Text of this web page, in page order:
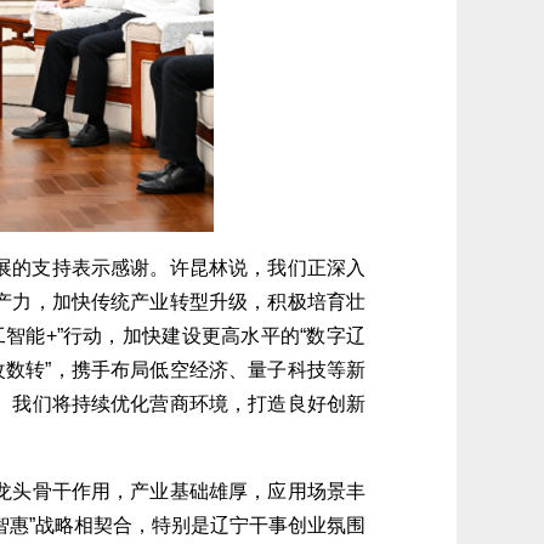
支持表示感谢。 许昆林说，我们正深入
力，加快传统产业转型升级，积极培育壮
智能+”行动， 加快建设更高水平的“数字辽
数转”， 携手布局低空经济、量子科技等新
我们将持续优化营商环境，打造良好创新
头骨干作用， 产业基础雄厚，应用场景丰
惠”战略相契合 ， 特别是辽宁干事创业氛围